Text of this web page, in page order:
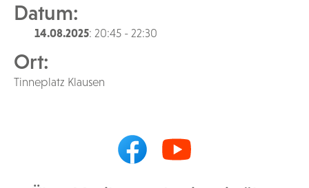
Datum:
14.08.2025: 20:45 - 22:30
Ort:
Tinneplatz Klausen